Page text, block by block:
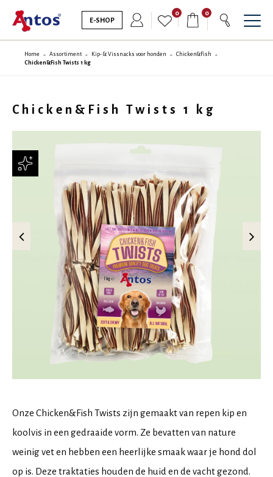
E-SHOP
0 0
Home Assortiment Kip- & Vissnacks voor honden
Chicken&Fish
Chicken&Fish Twists 1 kg
Chicken&Fish Twists 1 kg
Onze Chicken&Fish Twists zijn gemaakt van repen kip en
koolvis in een gedraaide vorm. Ze bevatten van nature
weinig vet en hebben een heerlijke smaak waar je hond dol
op is. Deze traktaties houden de huid en de vacht gezond.